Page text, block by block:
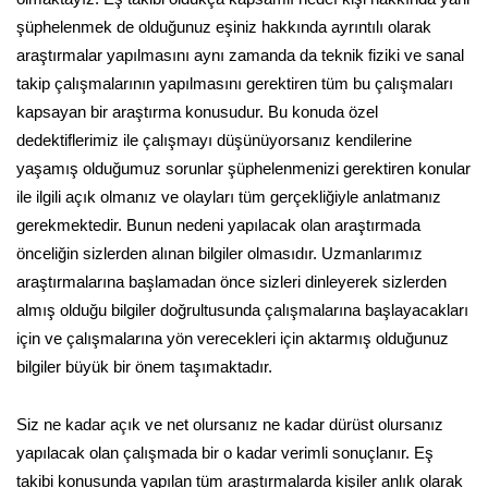
şüphelenmek de olduğunuz eşiniz hakkında ayrıntılı olarak
araştırmalar yapılmasını aynı zamanda da teknik fiziki ve sanal
takip çalışmalarının yapılmasını gerektiren tüm bu çalışmaları
kapsayan bir araştırma konusudur. Bu konuda özel
dedektiflerimiz ile çalışmayı düşünüyorsanız kendilerine
yaşamış olduğumuz sorunlar şüphelenmenizi gerektiren konular
ile ilgili açık olmanız ve olayları tüm gerçekliğiyle anlatmanız
gerekmektedir. Bunun nedeni yapılacak olan araştırmada
önceliğin sizlerden alınan bilgiler olmasıdır. Uzmanlarımız
araştırmalarına başlamadan önce sizleri dinleyerek sizlerden
almış olduğu bilgiler doğrultusunda çalışmalarına başlayacakları
için ve çalışmalarına yön verecekleri için aktarmış olduğunuz
bilgiler büyük bir önem taşımaktadır.
Siz ne kadar açık ve net olursanız ne kadar dürüst olursanız
yapılacak olan çalışmada bir o kadar verimli sonuçlanır. Eş
takibi konusunda yapılan tüm araştırmalarda kişiler anlık olarak